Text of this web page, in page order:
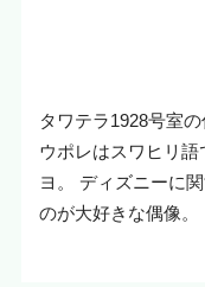
タワテラ1928号室
ウポレはスワヒリ
ヨ。 ディズニーに
のが大好きな偶像。